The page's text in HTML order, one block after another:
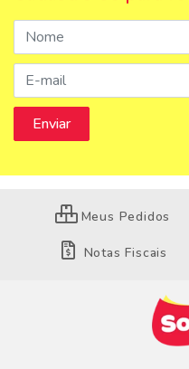
Meus Pedidos
Notas Fiscais